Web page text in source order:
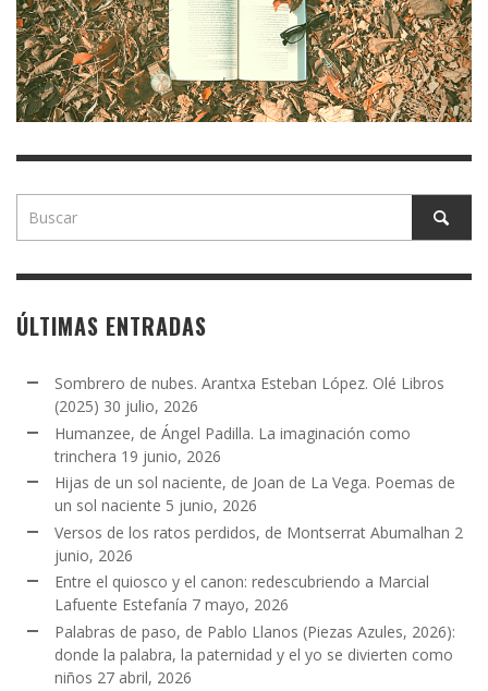
ÚLTIMAS ENTRADAS
Sombrero de nubes. Arantxa Esteban López. Olé Libros
(2025) 30 julio, 2026
Humanzee, de Ángel Padilla. La imaginación como
trinchera 19 junio, 2026
Hijas de un sol naciente, de Joan de La Vega. Poemas de
un sol naciente 5 junio, 2026
Versos de los ratos perdidos, de Montserrat Abumalhan 2
junio, 2026
Entre el quiosco y el canon: redescubriendo a Marcial
Lafuente Estefanía 7 mayo, 2026
Palabras de paso, de Pablo Llanos (Piezas Azules, 2026):
donde la palabra, la paternidad y el yo se divierten como
niños 27 abril, 2026